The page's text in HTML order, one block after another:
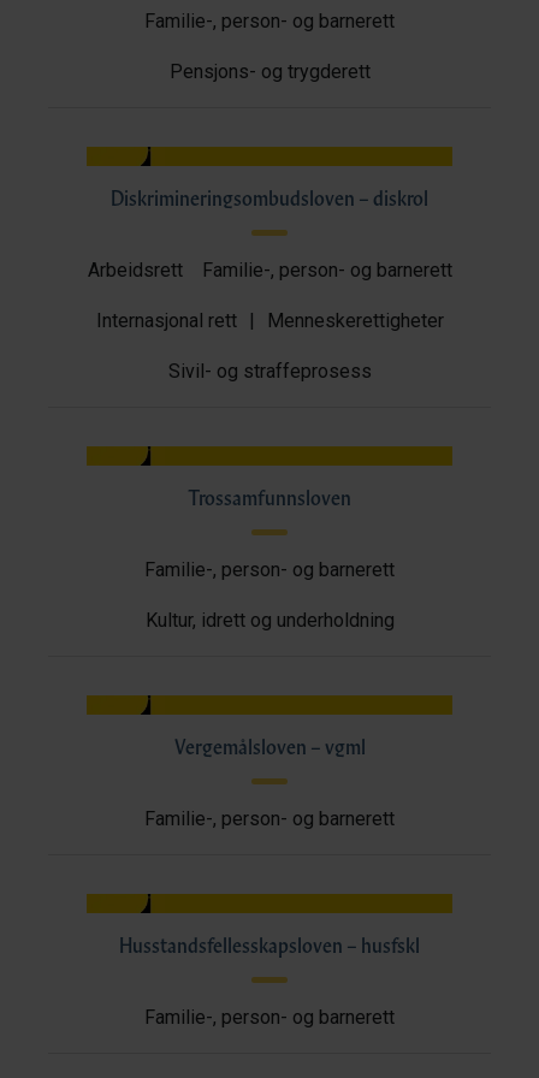
Familie-, person- og barnerett
Pensjons- og trygderett
Diskrimineringsombudsloven – diskrol
Arbeidsrett Familie-, person- og barnerett
Internasjonal rett | Menneskerettigheter
Sivil- og straffeprosess
Trossamfunnsloven
Familie-, person- og barnerett
Kultur, idrett og underholdning
Vergemålsloven – vgml
Familie-, person- og barnerett
Husstandsfellesskapsloven – husfskl
Familie-, person- og barnerett